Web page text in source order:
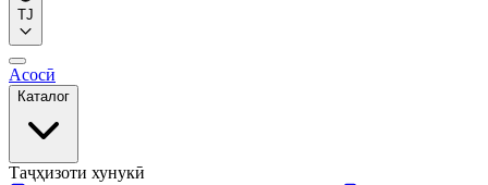
TJ
Асосӣ
Каталог
Таҷҳизоти хунукӣ